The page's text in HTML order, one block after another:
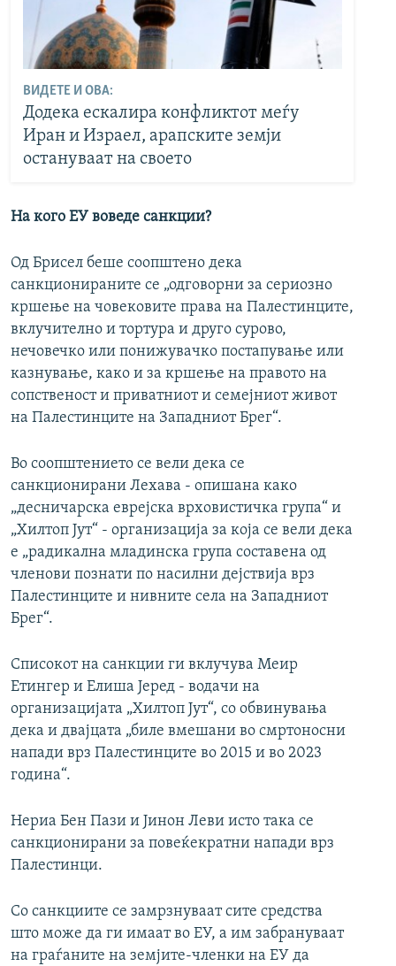
ВИДЕТЕ И ОВА:
Додека ескалира конфликтот меѓу
Иран и Израел, арапските земји
остануваат на своето
На кого ЕУ воведе санкции?
Од Брисел беше соопштено дека
санкционираните се „одговорни за сериозно
кршење на човековите права на Палестинците,
вклучително и тортура и друго сурово,
нечовечко или понижувачко постапување или
казнување, како и за кршење на правото на
сопственост и приватниот и семејниот живот
на Палестинците на Западниот Брег“.
Во соопштението се вели дека се
санкционирани Лехава - опишана како
„десничарска еврејска врховистичка група“ и
„Хилтоп Јут“ - организација за која се вели дека
е „радикална младинска група составена од
членови познати по насилни дејствија врз
Палестинците и нивните села на Западниот
Брег“.
Списокот на санкции ги вклучува Меир
Етингер и Елиша Јеред - водачи на
организацијата „Хилтоп Јут“, со обвинувања
дека и двајцата „биле вмешани во смртоносни
напади врз Палестинците во 2015 и во 2023
година“.
Нериа Бен Пази и Јинон Леви исто така се
санкционирани за повеќекратни напади врз
Палестинци.
Со санкциите се замрзнуваат сите средства
што може да ги имаат во ЕУ, а им забрануваат
на граѓаните на земјите-членки на ЕУ да